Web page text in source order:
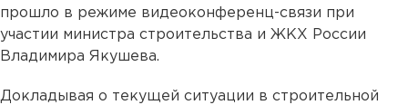
прошло в режиме видеоконференц-связи при
участии министра строительства и ЖКХ России
Владимира Якушева.
Докладывая о текущей ситуации в строительной